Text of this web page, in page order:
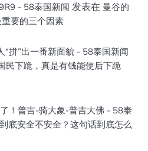
- 58泰国新闻 发表在 曼谷的
要的三个因素
拼”出一番新面貌 - 58泰国新闻
民下跪，真是有钱能使后下跪
！普吉-骑大象-普吉大佛 - 58泰
底安全不安全？这句话到底怎么